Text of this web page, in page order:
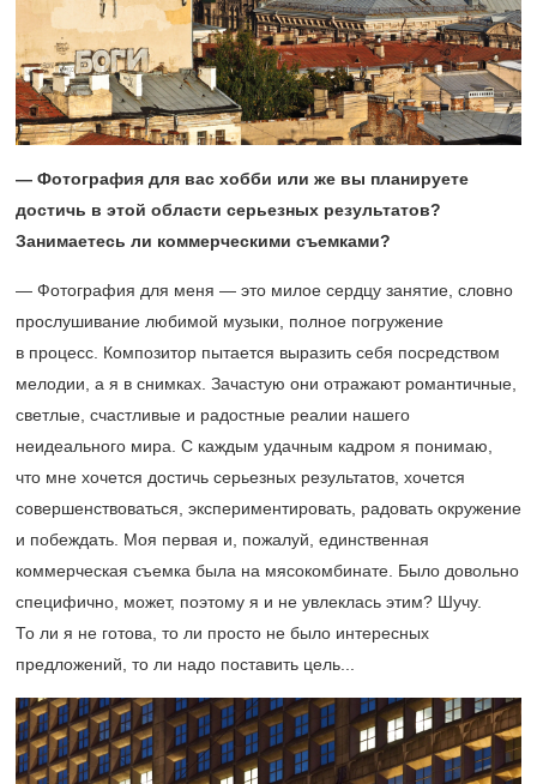
— Фотография для вас хобби или же вы планируете
достичь в этой области серьезных результатов?
Занимаетесь ли коммерческими съемками?
— Фотография для меня — это милое сердцу занятие, словно
прослушивание любимой музыки, полное погружение
в процесс. Композитор пытается выразить себя посредством
мелодии, а я в снимках. Зачастую они отражают романтичные,
светлые, счастливые и радостные реалии нашего
неидеального мира. С каждым удачным кадром я понимаю,
что мне хочется достичь серьезных результатов, хочется
совершенствоваться, экспериментировать, радовать окружение
и побеждать. Моя первая и, пожалуй, единственная
коммерческая съемка была на мясокомбинате. Было довольно
специфично, может, поэтому я и не увлеклась этим? Шучу.
То ли я не готова, то ли просто не было интересных
предложений, то ли надо поставить цель...